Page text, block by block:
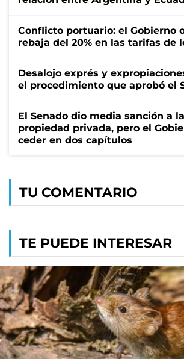
Conflicto portuario: el Gobierno
rebaja del 20% en las tarifas de
Desalojo exprés y
el procedimiento que aprobó el
El Senado dio media sanción a
propiedad privada, pero el
ceder en dos capítulos
TU COMENTARIO
TE PUEDE INTERESAR